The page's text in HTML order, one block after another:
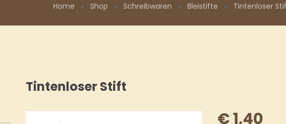
Home Shop Schreibwaren Bleistifte Tintenloser
Tintenloser Stift
€1,40